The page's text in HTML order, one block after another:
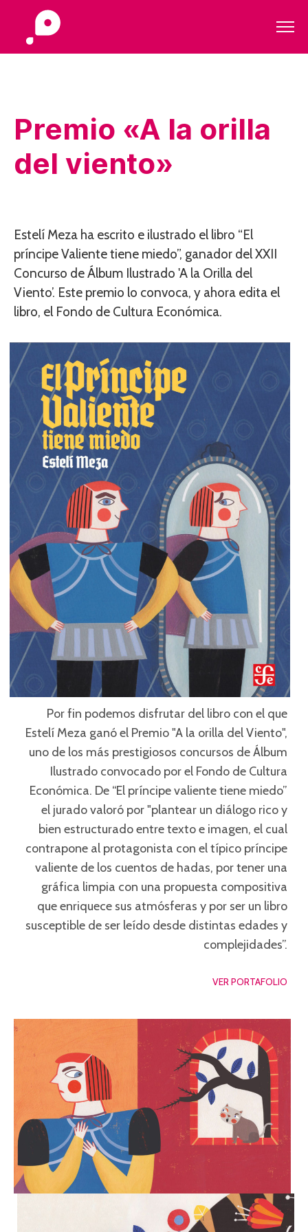
Premio «A la orilla
del viento»
Estelí Meza ha escrito e ilustrado el libro “El
príncipe Valiente tiene miedo”, ganador del XXII
Concurso de Álbum Ilustrado 'A la Orilla del
Viento’. Este premio lo convoca, y ahora edita el
libro, el Fondo de Cultura Económica.
Por fin podemos disfrutar del libro con el que
Estelí Meza ganó el Premio "A la orilla del Viento",
uno de los más prestigiosos concursos de Álbum
Ilustrado convocado por el Fondo de Cultura
Económica. De “El príncipe valiente tiene miedo”
el jurado valoró por "plantear un diálogo rico y
bien estructurado entre texto e imagen, el cual
contrapone al protagonista con el típico príncipe
valiente de los cuentos de hadas, por tener una
gráfica limpia con una propuesta compositiva
que enriquece sus atmósferas y por ser un libro
susceptible de ser leído desde distintas edades y
complejidades”.
VER PORTAFOLIO